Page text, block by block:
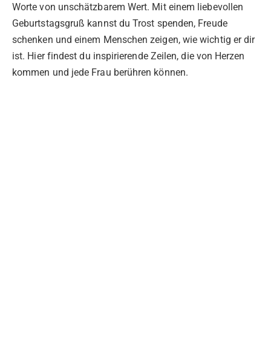
Worte von unschätzbarem Wert. Mit einem liebevollen
Geburtstagsgruß kannst du Trost spenden, Freude
schenken und einem Menschen zeigen, wie wichtig er dir
ist. Hier findest du inspirierende Zeilen, die von Herzen
kommen und jede Frau berühren können.